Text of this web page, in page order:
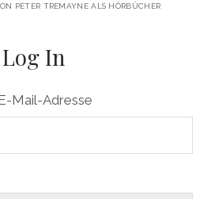
PETER TREMAYNE ALS HÖRBÜCHER
Log In
Mail-Adresse